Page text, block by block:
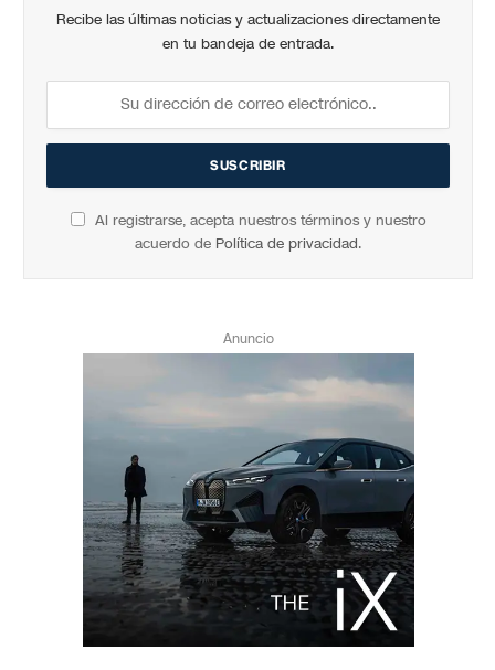
Recibe las últimas noticias y actualizaciones directamente
en tu bandeja de entrada.
Al registrarse, acepta nuestros términos y nuestro
acuerdo de Política de privacidad.
Anuncio